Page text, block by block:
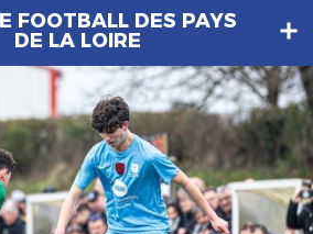
FOOTBALL DES PAYS
DE LA LOIRE